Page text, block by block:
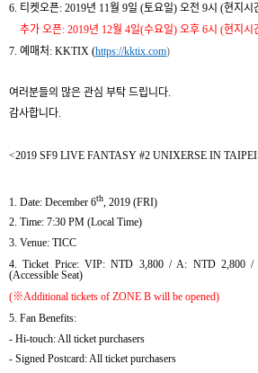
6. 티켓오픈: 2019년 11월 9일 (토요일) 오전 9시 (현지시
추가 오픈: 2019년 12월 4일(수요일) 오후 6시 (현지시
7. 예매처 : KKTIX (https://kktix.com)
여러분들의 많은 관심 부탁 드립니다.
감사합니다.
<2019 SF9 LIVE FANTASY #2 UNIXERSE IN
1. Date: December 6th , 2019 (FRI)
2. Time: 7:30 PM (Local Time)
3. Venue: TICC
4. Ticket Price: VIP: NTD 3,800 / A: NTD 2,800
(Accessible Seat)
(※Additional tickets of ZONE B will be opened)
5. Fan Benefits:
- Hi-touch: All ticket purchasers
- Signed Postcard: All ticket purchasers